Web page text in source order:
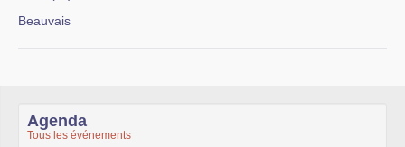
Beauvais
Agenda
Tous les événements